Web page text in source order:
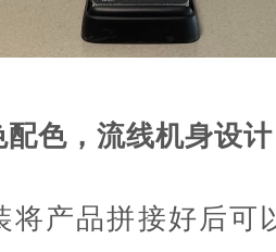
配色，流线机身设计
产品拼接好后可